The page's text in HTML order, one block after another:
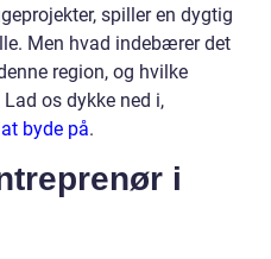
spiller en dygtig
Men hvad indebærer det
region, og hvilke
os dykke ned i,
byde på.
i